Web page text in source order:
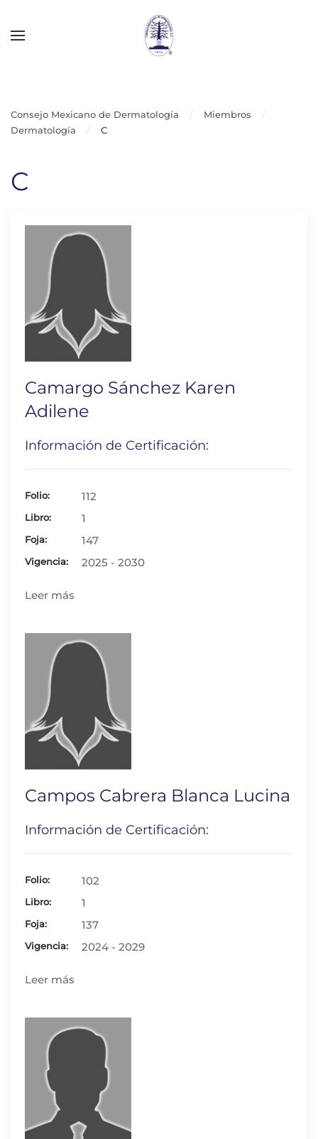
Consejo Mexicano de Dermatología
Miembros
Dermatología
C
C
Camargo Sánchez Karen
Adilene
Información de Certificación:
Folio: 112
Libro: 1
Foja: 147
Vigencia: 2025 - 2030
Leer más
Campos Cabrera Blanca Lucina
Información de Certificación:
Folio: 102
Libro: 1
Foja: 137
Vigencia: 2024 - 2029
Leer más